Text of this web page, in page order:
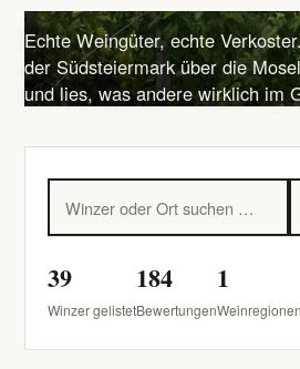
Echte Weingüter, echte
der Südsteiermark über die
und lies, was andere wirklich im
39
Winzer gelistet
184
Bewertungen
1
Weinregionen